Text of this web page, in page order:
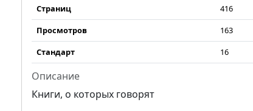
Страниц
416
Просмотров
163
Стандарт
16
Описание
Книги, о которых говорят